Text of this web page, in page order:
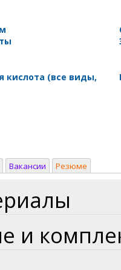
кислота (все виды,
Вакансии Резюме
и